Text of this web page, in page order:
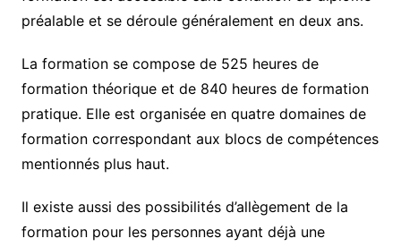
préalable et se déroule généralement en deux ans.
La formation se compose de 525 heures de
formation théorique et de 840 heures de formation
pratique. Elle est organisée en quatre domaines de
formation correspondant aux blocs de compétences
mentionnés plus haut.
Il existe aussi des possibilités d’allègement de la
formation pour les personnes ayant déjà une